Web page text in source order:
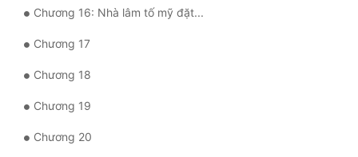
Phong Thủy - Tâm Linh
Chương 16: Nhà lâm tố mỹ đặt...
Chương 17
Chương 18
Chương 19
Chương 20